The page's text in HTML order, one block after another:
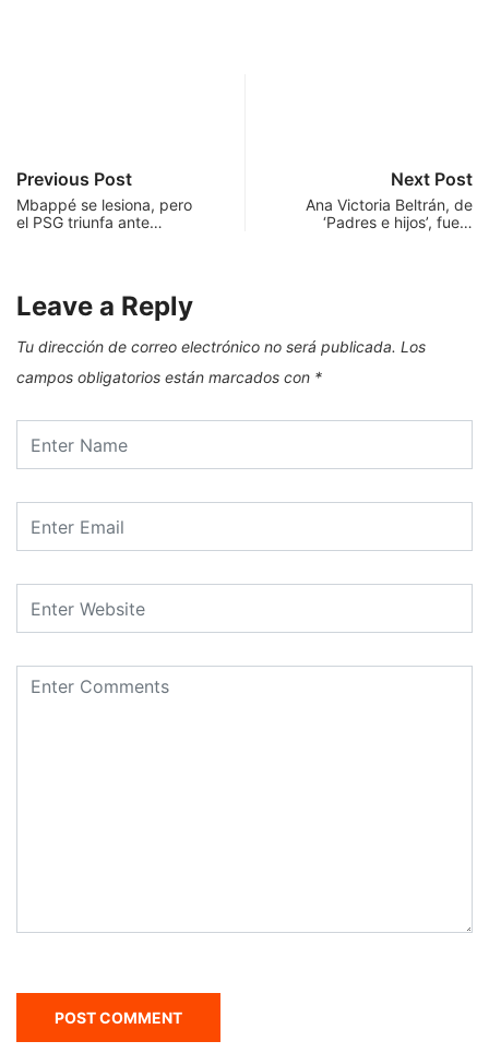
Previous Post
Mbappé se lesiona, pero
el PSG triunfa ante…
Next Post
Ana Victoria Beltrán, de
‘Padres e hijos’, fue…
Leave a Reply
Tu dirección de correo electrónico no será publicada. Los
campos obligatorios están marcados con *